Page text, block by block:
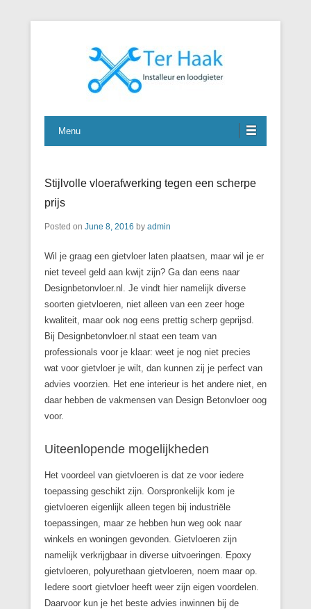
J. Ter Haak
Menu
Stijlvolle vloerafwerking tegen een scherpe
prijs
Posted on June 8, 2016 by admin
Wil je graag een gietvloer laten plaatsen, maar wil je er
niet teveel geld aan kwijt zijn? Ga dan eens naar
Designbetonvloer.nl. Je vindt hier namelijk diverse
soorten gietvloeren, niet alleen van een zeer hoge
kwaliteit, maar ook nog eens prettig scherp geprijsd.
Bij Designbetonvloer.nl staat een team van
professionals voor je klaar: weet je nog niet precies
wat voor gietvloer je wilt, dan kunnen zij je perfect van
advies voorzien. Het ene interieur is het andere niet, en
daar hebben de vakmensen van Design Betonvloer oog
voor.
Uiteenlopende mogelijkheden
Het voordeel van gietvloeren is dat ze voor iedere
toepassing geschikt zijn. Oorspronkelijk kom je
gietvloeren eigenlijk alleen tegen bij industriële
toepassingen, maar ze hebben hun weg ook naar
winkels en woningen gevonden. Gietvloeren zijn
namelijk verkrijgbaar in diverse uitvoeringen. Epoxy
gietvloeren, polyurethaan gietvloeren, noem maar op.
Iedere soort gietvloer heeft weer zijn eigen voordelen.
Daarvoor kun je het beste advies inwinnen bij de